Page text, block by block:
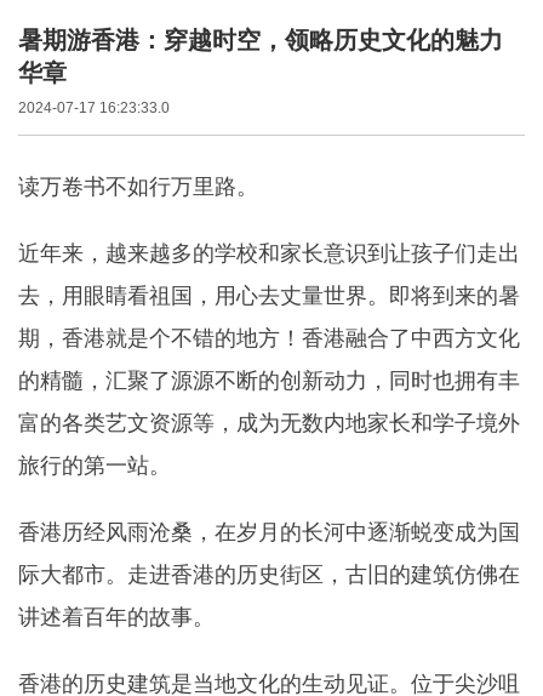
暑期游香港：穿越时空，领略历史文化的魅力
华章
2024-07-17 16:23:33.0
读万卷书不如行万里路。
近年来，越来越多的学校和家长意识到让孩子们走出
去，用眼睛看祖国，用心去丈量世界。即将到来的暑
期，香港就是个不错的地方！香港融合了中西方文化
的精髓，汇聚了源源不断的创新动力，同时也拥有丰
富的各类艺文资源等，成为无数内地家长和学子境外
旅行的第一站。
香港历经风雨沧桑，在岁月的长河中逐渐蜕变成为国
际大都市。走进香港的历史街区，古旧的建筑仿佛在
讲述着百年的故事。
香港的历史建筑是当地文化的生动见证。位于尖沙咀